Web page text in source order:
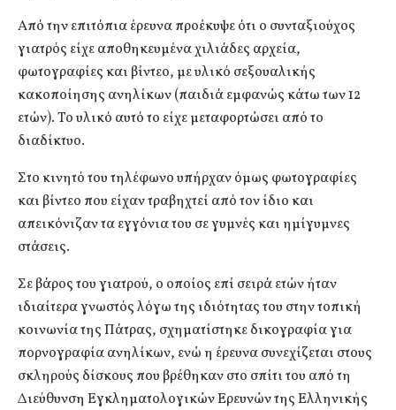
Από την επιτόπια έρευνα προέκυψε ότι ο συνταξιούχος
γιατρός είχε αποθηκευμένα χιλιάδες αρχεία,
φωτογραφίες και βίντεο, με υλικό σεξουαλικής
κακοποίησης ανηλίκων (παιδιά εμφανώς κάτω των 12
ετών). Το υλικό αυτό το είχε μεταφορτώσει από το
διαδίκτυο.
Στο κινητό του τηλέφωνο υπήρχαν όμως φωτογραφίες
και βίντεο που είχαν τραβηχτεί από τον ίδιο και
απεικόνιζαν τα εγγόνια του σε γυμνές και ημίγυμνες
στάσεις.
Σε βάρος του γιατρού, ο οποίος επί σειρά ετών ήταν
ιδιαίτερα γνωστός λόγω της ιδιότητας του στην τοπική
κοινωνία της Πάτρας, σχηματίστηκε δικογραφία για
πορνογραφία ανηλίκων, ενώ η έρευνα συνεχίζεται στους
σκληρούς δίσκους που βρέθηκαν στο σπίτι του από τη
Διεύθυνση Εγκληματολογικών Ερευνών της Ελληνικής